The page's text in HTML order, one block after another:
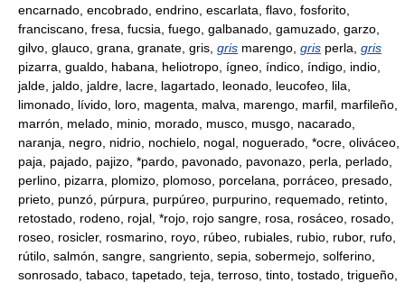
encarnado, encobrado, endrino, escarlata, flavo, fosforito,
franciscano, fresa, fucsia, fuego, galbanado, gamuzado, garzo,
gilvo, glauco, grana, granate, gris, gris marengo, gris perla, gris
pizarra, gualdo, habana, heliotropo, ígneo, índico, índigo, indio,
jalde, jaldo, jaldre, lacre, lagartado, leonado, leucofeo, lila,
limonado, lívido, loro, magenta, malva, marengo, marfil, marfileño,
marrón, melado, minio, morado, musco, musgo, nacarado,
naranja, negro, nidrio, nochielo, nogal, noguerado, *ocre, oliváceo,
paja, pajado, pajizo, *pardo, pavonado, pavonazo, perla, perlado,
perlino, pizarra, plomizo, plomoso, porcelana, porráceo, presado,
prieto, punzó, púrpura, purpúreo, purpurino, requemado, retinto,
retostado, rodeno, rojal, *rojo, rojo sangre, rosa, rosáceo, rosado,
roseo, rosicler, rosmarino, royo, rúbeo, rubiales, rubio, rubor, rufo,
rútilo, salmón, sangre, sangriento, sepia, sobermejo, solferino,
sonrosado, tabaco, tapetado, teja, terroso, tinto, tostado, trigueño,